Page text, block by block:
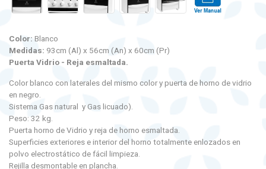
Color: Blanco
Medidas: 93cm (Al) x 56cm (An) x 60cm (Pr)
Puerta Vidrio - Reja esmaltada.
Color blanco con laterales del mismo color y puerta de horno de vidrio
en negro.
Sistema Gas natural y Gas licuado).
Peso: 32 kg.
Puerta horno de Vidrio y reja de horno esmaltada.
Superficies exteriores e interior del horno totalmente enlozados en
polvo electrostático de fácil limpieza.
Rejilla desmontable en plancha.